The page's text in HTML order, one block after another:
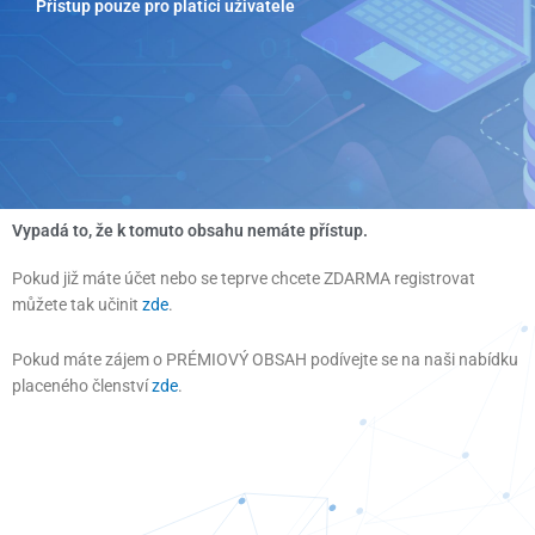
PřeskočitPřístup pouze pro platící uživatele
Vypadá to, že k tomuto obsahu nemáte přístup.
Pokud již máte účet nebo se teprve chcete ZDARMA registrovat
můžete tak učinit zde.
Pokud máte zájem o PRÉMIOVÝ OBSAH podívejte se na naši nabídku
placeného členstvízde.